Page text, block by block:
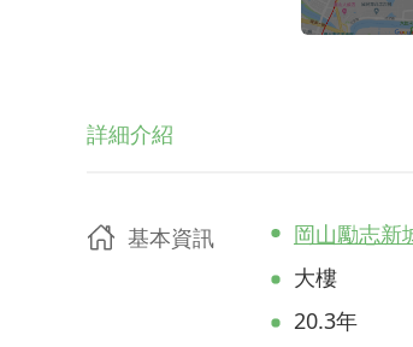
詳細介紹
基本資訊 岡山勵志新
大樓
20.3年